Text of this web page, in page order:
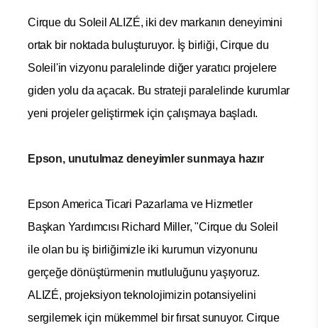
Cirque du Soleil ALIZÉ, iki dev markanın deneyimini
ortak bir noktada buluşturuyor. İş birliği, Cirque du
Soleil'in vizyonu paralelinde diğer yaratıcı projelere
giden yolu da açacak. Bu strateji paralelinde kurumlar
yeni projeler geliştirmek için çalışmaya başladı.
Epson, unutulmaz deneyimler sunmaya hazır
Epson America Ticari Pazarlama ve Hizmetler
Başkan Yardımcısı Richard Miller, "Cirque du Soleil
ile olan bu iş birliğimizle iki kurumun vizyonunu
gerçeğe dönüştürmenin mutluluğunu yaşıyoruz.
ALIZÉ, projeksiyon teknolojimizin potansiyelini
sergilemek için mükemmel bir fırsat sunuyor. Cirque